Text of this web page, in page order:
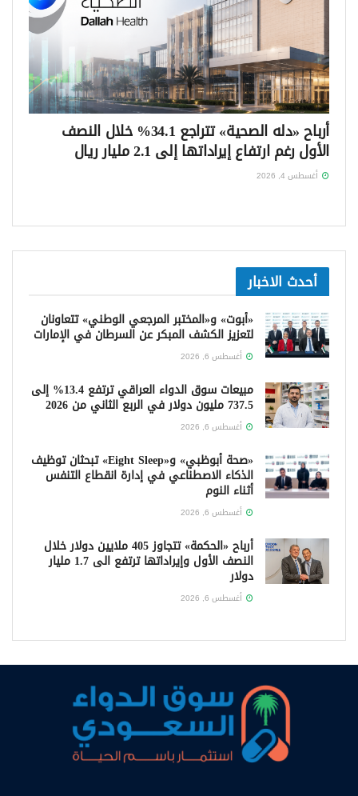
أرباح «دله الصحية» تتراجع 34.1% خلال النصف
الأول رغم ارتفاع إيراداتها إلى 2.1 مليار ريال
أغسطس 4, 2026
أحدث الاخبار
«أبوت» و«المختبر المرجعي الوطني» تتعاونان
لتعزيز الكشف المبكر عن السرطان في الإمارات
أغسطس 6, 2026
مبيعات سوق الدواء العراقي ترتفع 13.4% إلى
737.5 مليون دولار في الربع الثاني من 2026
أغسطس 6, 2026
«صحة أبوظبي» و«Eight Sleep» تبحثان توظيف
الذكاء الاصطناعي في إدارة انقطاع التنفس
أثناء النوم
أغسطس 6, 2026
أرباح «الحكمة» تتجاوز 405 ملايين دولار خلال
النصف الأول وإيراداتها ترتفع الى 1.7 مليار
دولار
أغسطس 6, 2026